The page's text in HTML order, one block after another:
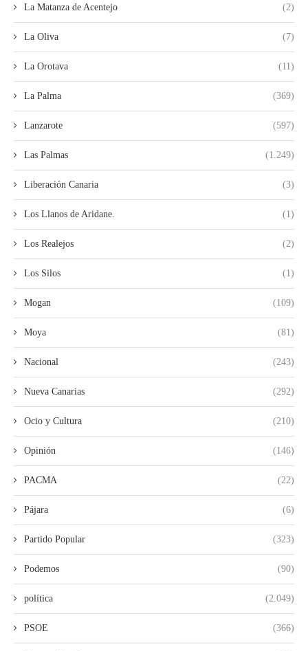
La Matanza de Acentejo (2)
La Oliva (7)
La Orotava (11)
La Palma (369)
Lanzarote (597)
Las Palmas (1.249)
Liberación Canaria (3)
Los Llanos de Aridane. (1)
Los Realejos (2)
Los Silos (1)
Mogan (109)
Moya (81)
Nacional (243)
Nueva Canarias (292)
Ocio y Cultura (210)
Opinión (146)
PACMA (22)
Pájara (6)
Partido Popular (323)
Podemos (90)
política (2.049)
PSOE (366)